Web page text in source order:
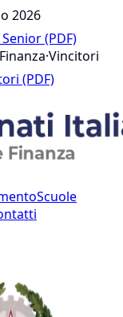
2026
(PDF)
·Vincitori
(PDF)
Scuole